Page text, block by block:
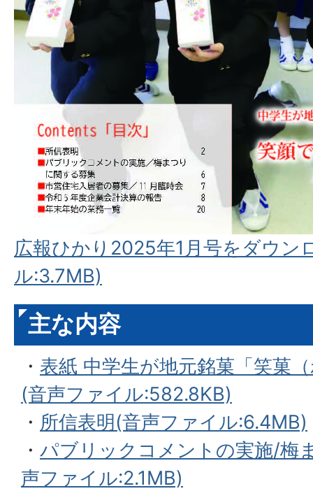
広報ひかり2025年1月号をダウン
ル:3.7MB)
主な内容
・ 表紙 中学生が地元銘菓「笑菓
(音声ファイル:582.8KB)
・ 所信表明(音声ファイル:6.4MB)
・ パブリックコメントの実施/梅
声ファイル:2.1MB)